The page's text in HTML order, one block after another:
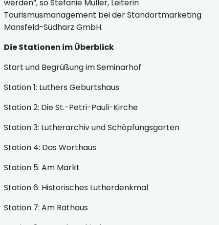
werden”, so Stefanie Müller, Leiterin
Tourismusmanagement bei der Standortmarketing
Mansfeld-Südharz GmbH.
Die Stationen im Überblick
Start und Begrüßung im Seminarhof
Station 1: Luthers Geburtshaus
Station 2: Die St.-Petri-Pauli-Kirche
Station 3: Lutherarchiv und Schöpfungsgarten
Station 4: Das Worthaus
Station 5: Am Markt
Station 6: Historisches Lutherdenkmal
Station 7: Am Rathaus